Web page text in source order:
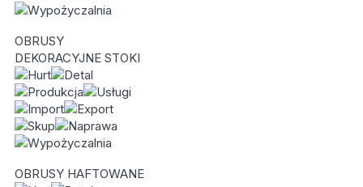
OBRUSY
DEKORACYJNE STOKI
OBRUSY HAFTOWANE